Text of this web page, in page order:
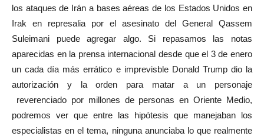
los ataques de Irán a bases aéreas de los Estados Unidos en
Irak en represalia por el asesinato del General Qassem
Suleimani puede agregar algo. Si repasamos las notas
aparecidas en la prensa internacional desde que el 3 de enero
un cada día más errático e imprevisble Donald Trump dio la
autorización y la orden para matar a un personaje
reverenciado por millones de personas en Oriente Medio,
podremos ver que entre las hipótesis que manejaban los
especialistas en el tema, ninguna anunciaba lo que realmente